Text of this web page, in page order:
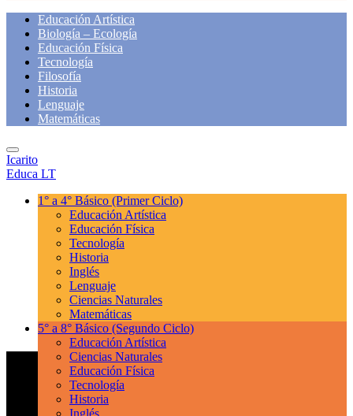
Educación Artística
Biología – Ecología
Educación Física
Tecnología
Filosofía
Historia
Lenguaje
Matemáticas
Icarito
Educa LT
1° a 4° Básico (Primer Ciclo)
Educación Artística
Educación Física
Tecnología
Historia
Inglés
Lenguaje
Ciencias Naturales
Matemáticas
5° a 8° Básico (Segundo Ciclo)
Educación Artística
Ciencias Naturales
Educación Física
Tecnología
Historia
Inglés